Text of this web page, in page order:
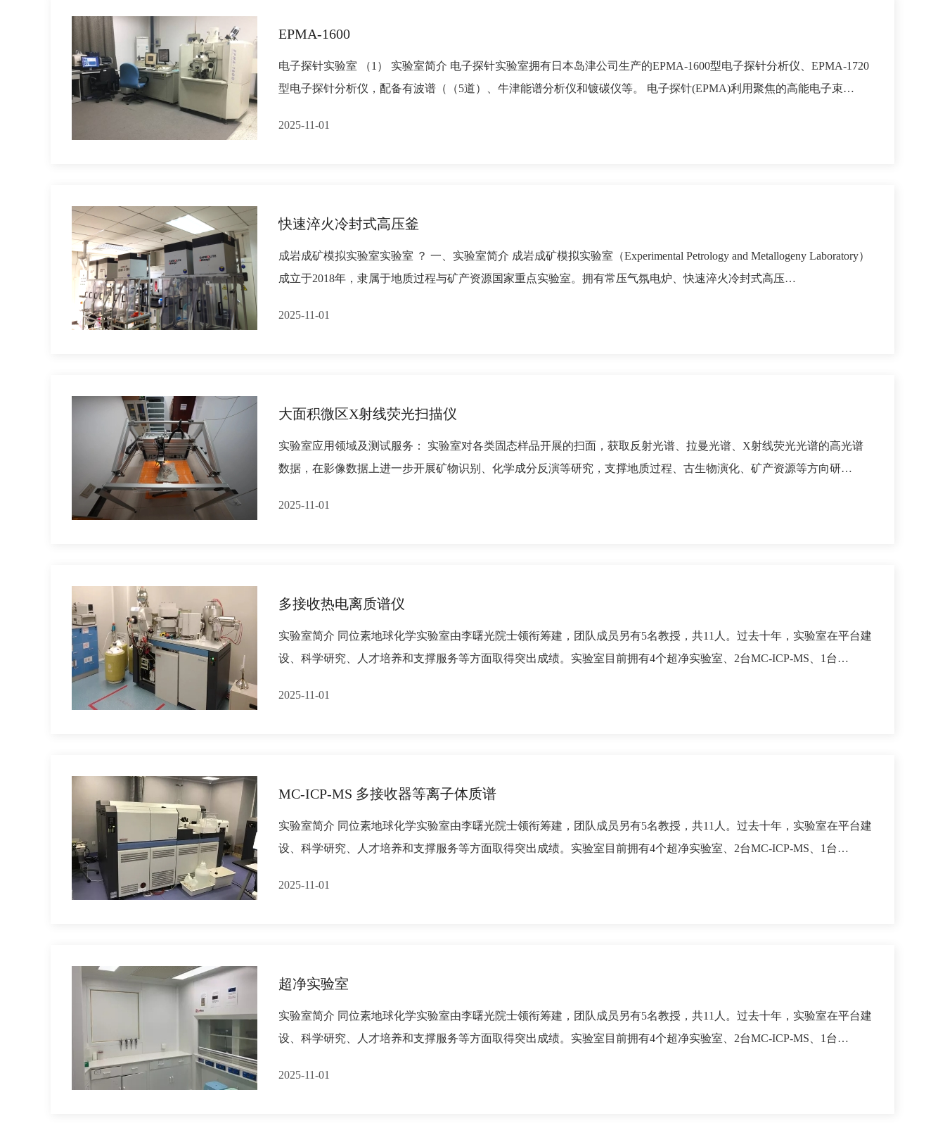
EPMA-1600
电子探针实验室 （1） 实验室简介 电子探针实验室拥有日本岛津公司生产的EPMA-1600型电子探针分析仪、EPMA-1720
型电子探针分析仪，配备有波谱（（5道）、牛津能谱分析仪和镀碳仪等。 电子探针(EPMA)利用聚焦的高能电子束…
2025-11-01
快速淬火冷封式高压釜
成岩成矿模拟实验室实验室 ？ 一、实验室简介 成岩成矿模拟实验室（Experimental Petrology and Metallogeny Laboratory）
成立于2018年，隶属于地质过程与矿产资源国家重点实验室。拥有常压气氛电炉、快速淬火冷封式高压…
2025-11-01
大面积微区X射线荧光扫描仪
实验室应用领域及测试服务： 实验室对各类固态样品开展的扫面，获取反射光谱、拉曼光谱、X射线荧光光谱的高光谱
数据，在影像数据上进一步开展矿物识别、化学成分反演等研究，支撑地质过程、古生物演化、矿产资源等方向研…
2025-11-01
多接收热电离质谱仪
实验室简介 同位素地球化学实验室由李曙光院士领衔筹建，团队成员另有5名教授，共11人。过去十年，实验室在平台建
设、科学研究、人才培养和支撑服务等方面取得突出成绩。实验室目前拥有4个超净实验室、2台MC-ICP-MS、1台…
2025-11-01
MC-ICP-MS 多接收器等离子体质谱
实验室简介 同位素地球化学实验室由李曙光院士领衔筹建，团队成员另有5名教授，共11人。过去十年，实验室在平台建
设、科学研究、人才培养和支撑服务等方面取得突出成绩。实验室目前拥有4个超净实验室、2台MC-ICP-MS、1台…
2025-11-01
超净实验室
实验室简介 同位素地球化学实验室由李曙光院士领衔筹建，团队成员另有5名教授，共11人。过去十年，实验室在平台建
设、科学研究、人才培养和支撑服务等方面取得突出成绩。实验室目前拥有4个超净实验室、2台MC-ICP-MS、1台…
2025-11-01